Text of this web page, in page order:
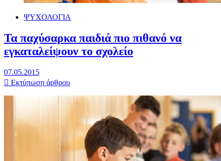
ΨΥΧΟΛΟΓΙΑ
Τα παχύσαρκα παιδιά πιο πιθανό να
εγκαταλείψουν το σχολείο
07.05.2015
Εκτύπωση άρθρου